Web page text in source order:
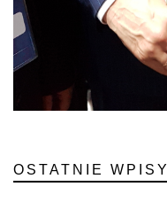
OSTATNIE WPISY